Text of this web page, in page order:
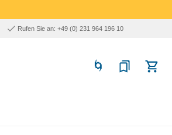
Rufen Sie an: +49 (0) 231 964 196 10